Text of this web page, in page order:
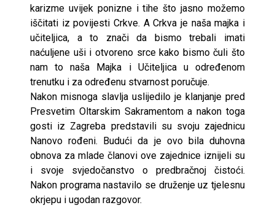
karizme uvijek ponizne i tihe što jasno možemo
iščitati iz povijesti Crkve. A Crkva je naša majka i
učiteljica, a to znači da bismo trebali imati
naćuljene uši i otvoreno srce kako bismo čuli što
nam to naša Majka i Učiteljica u određenom
trenutku i za određenu stvarnost poručuje.
Nakon misnoga slavlja uslijedilo je klanjanje pred
Presvetim Oltarskim Sakramentom a nakon toga
gosti iz Zagreba predstavili su svoju zajednicu
Nanovo rođeni. Budući da je ovo bila duhovna
obnova za mlade članovi ove zajednice iznijeli su
i svoje svjedočanstvo o predbračnoj čistoći.
Nakon programa nastavilo se druženje uz tjelesnu
okrjepu i ugodan razgovor.